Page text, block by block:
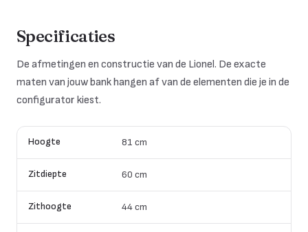
Specificaties
De afmetingen en constructie van de Lionel. De exacte
maten van jouw bank hangen af van de elementen die je in de
configurator kiest.
Hoogte 81 cm
Zitdiepte 60 cm
Zithoogte 44 cm